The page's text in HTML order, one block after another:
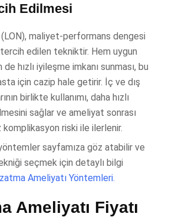
Edilmesi
maliyet-performans dengesi
tercih edilen tekniktir. Hem uygun
hızlı iyileşme imkanı sunması, bu
için cazip hale getirir. İç ve dış
birlikte kullanımı, daha hızlı
sağlar ve ameliyat sonrası
riski ile ilerlenir.
sayfamıza göz atabilir ve
seçmek için detaylı bilgi
Ameliyatı Yöntemleri.
Ameliyatı Fiyatı